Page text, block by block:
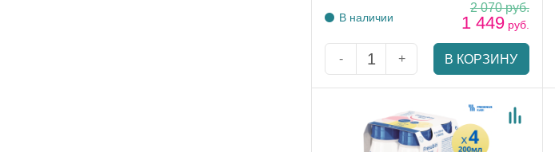
В наличии
2 070руб.
1 449руб.
- + В КОРЗИНУ